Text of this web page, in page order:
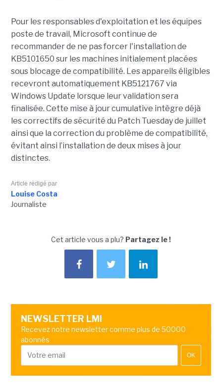
Pour les responsables d'exploitation et les équipes
poste de travail, Microsoft continue de
recommander de ne pas forcer l'installation de
KB5101650 sur les machines initialement placées
sous blocage de compatibilité. Les appareils éligibles
recevront automatiquement KB5121767 via
Windows Update lorsque leur validation sera
finalisée. Cette mise à jour cumulative intègre déjà
les correctifs de sécurité du Patch Tuesday de juillet
ainsi que la correction du problème de compatibilité,
évitant ainsi l’installation de deux mises à jour
distinctes.
Article rédigé par
Louise Costa
Journaliste
Cet article vous a plu? Partagez le !
NEWSLETTER LMI
Recevez notre newsletter comme plus de 50000
abonnés
OK